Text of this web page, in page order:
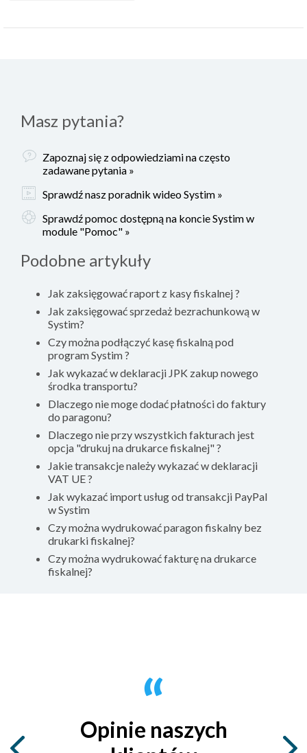
Masz pytania?
Zapoznaj się z odpowiedziami na często
zadawane pytania »
Sprawdź nasz poradnik wideo Systim »
Sprawdź pomoc dostępną na koncie Systim w
module "Pomoc" »
Podobne artykuły
Jak zaksięgować raport z kasy fiskalnej ?
Jak zaksięgować sprzedaż bezrachunkową w
Systim?
Czy można podłączyć kasę fiskalną pod
program Systim ?
Jak wykazać w deklaracji JPK zakup nowego
środka transportu?
Dlaczego nie moge dodać płatności do faktury
do paragonu?
Dlaczego nie przy wszystkich fakturach jest
opcja "drukuj na drukarce fiskalnej" ?
Jakie transakcje należy wykazać w deklaracji
VAT UE ?
Jak wykazać import usług od transakcji PayPal
w Systim
Czy można wydrukować paragon fiskalny bez
drukarki fiskalnej?
Czy można wydrukować fakturę na drukarce
fiskalnej?
Opinie naszych